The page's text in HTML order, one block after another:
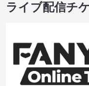
ライブ配信チ